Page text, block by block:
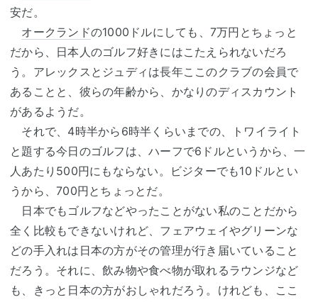
安だ。
オークランドの1000ドルにしても、7万円とちょっと
だから、日本人のゴルフ好きにはこたえられないだろ
う。アレックスとジュディは長年ここのクラブの会員で
あることと、彼らの年齢から、かなりのディスカウント
があるようだ。
それで、4時半から6時半くらいまでの、トワイライト
と題する今日のゴルフは、ハーフで6ドルというから、一
人あたり500円にもならない。ビジターでも10ドルとい
うから、700円とちょっとだ。
日本でもゴルフなどやったことがない私のことだから
全く比較もできないけれど、フェアウェイやグリーンな
どの手入れは日本の方がその管理が行き届いていること
だろう。それに、飲み物や食べ物が取れるラウンジなど
も、きっと日本の方がおしゃれだろう。けれども、ここ